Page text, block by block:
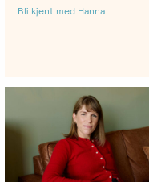
Bli kjent med Hanna